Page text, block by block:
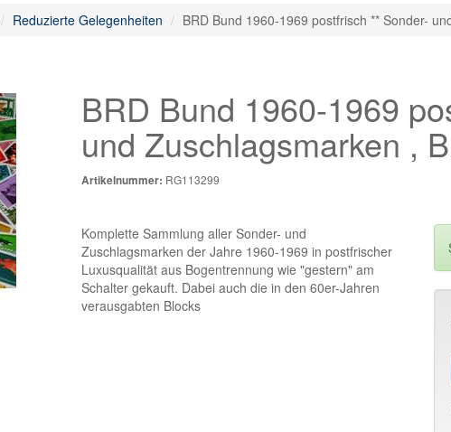
Reduzierte Gelegenheiten BRD Bund 1960-1969 postfrisch ** Sonder-
BRD Bund 1960-1969
und Zuschlagsmarken ,
Artikelnummer: RG113299
Komplette Sammlung aller Sonder- und
Zuschlagsmarken der Jahre 1960-1969 in postfrischer
Luxusqualität aus Bogentrennung wie "gestern" am
Schalter gekauft. Dabei auch die in den 60er-Jahren
verausgabten Blocks